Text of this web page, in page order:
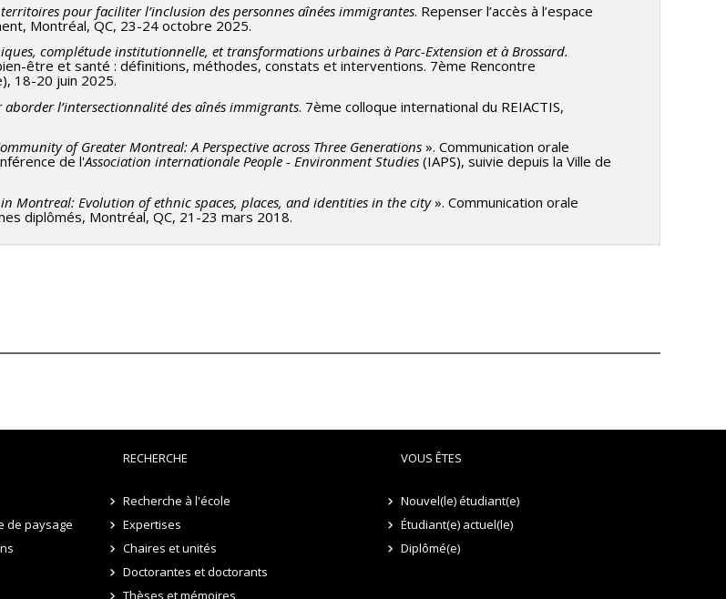
pour faciliter l’inclusion des personnes aînées immigrantes. Repenser l’accès à l’espace
Montréal, QC, 23-24 octobre 2025.
complétude institutionnelle, et transformations urbaines à Parc-Extension et à Brossard.
être et santé : définitions, méthodes, constats et interventions. 7ème Rencontre
18-20 juin 2025.
aborder l’intersectionnalité des aînés immigrants. 7ème colloque international du REIACTIS,
of Greater Montreal: A Perspective across Three Generations». Communication orale
de l'Association internationale People - Environment Studies (IAPS), suivie depuis la Ville de
Montreal: Evolution of ethnic spaces, places, and identities in the city». Communication orale
diplômés, Montréal, QC, 21-23 mars 2018.
de paysage
RECHERCHE
Recherche à l'école
Expertises
Chaires et unités
Doctorantes et doctorants
Thèses et mémoires
VOUS ÊTES
Nouvel(le) étudiant(e)
Étudiant(e) actuel(le)
Diplômé(e)